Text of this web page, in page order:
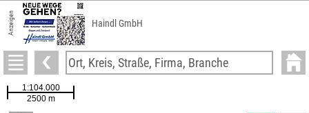
Anzeigen Haindl GmbH